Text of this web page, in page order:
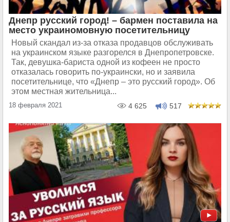
Днепр русский город! – бармен поставила на
место украиномовную посетительницу
Новый скандал из-за отказа продавцов обслуживать
на украинском языке разгорелся в Днепропетровске.
Так, девушка-бариста одной из кофеен не просто
отказалась говорить по-украински, но и заявила
посетительнице, что «Днепр – это русский город». Об
этом местная жительница...
18 февраля 2021 4 625 517